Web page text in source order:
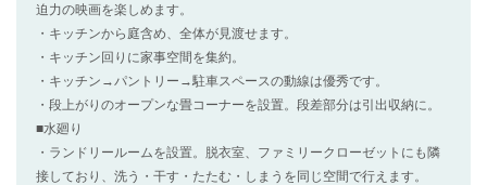
迫力の映画を楽しめます。
・キッチンから庭含め、全体が見渡せます。
・キッチン回りに家事空間を集約。
・キッチン→パントリー→駐車スペースの動線は優秀です。
・段上がりのオープンな畳コーナーを設置。段差部分は引出収納に。
■水廻り
・ランドリールームを設置。脱衣室、ファミリークローゼットにも隣
接しており、洗う・干す・たたむ・しまうを同じ空間で行えます。